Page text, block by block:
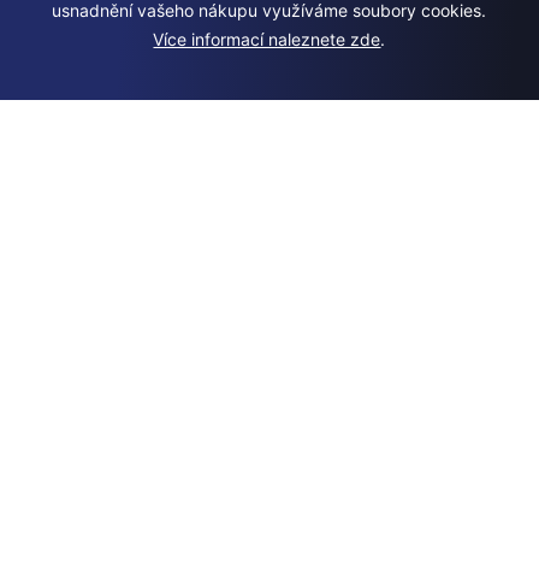
usnadnění vašeho nákupu využíváme soubory cookies.
Více informací naleznete zde.